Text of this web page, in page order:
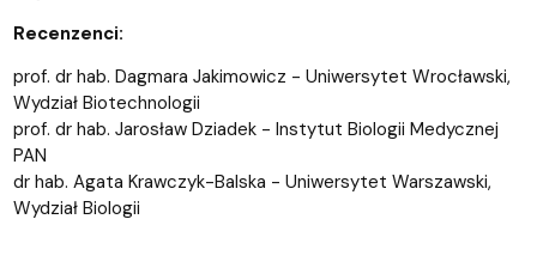
Recenzenci:
prof. dr hab. Dagmara Jakimowicz - Uniwersytet Wrocławski,
Wydział Biotechnologii
prof. dr hab. Jarosław Dziadek - Instytut Biologii Medycznej
PAN
dr hab. Agata Krawczyk-Balska - Uniwersytet Warszawski,
Wydział Biologii